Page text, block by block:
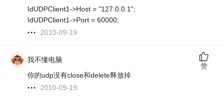
IdUDPClient1->Host = "127.0.0.1";
IdUDPClient1->Port = 60000;
2010-09-19
我不懂电脑
你的udp没有close和delete释放掉
2010-09-19
赞